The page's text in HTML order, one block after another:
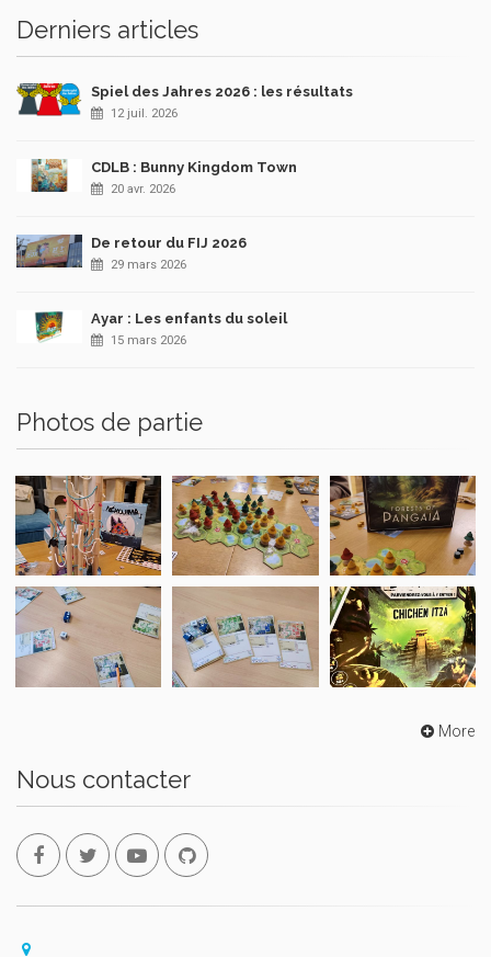
Derniers articles
Spiel des Jahres 2026 : les résultats
12 juil. 2026
CDLB : Bunny Kingdom Town
20 avr. 2026
De retour du FIJ 2026
29 mars 2026
Ayar : Les enfants du soleil
15 mars 2026
Photos de partie
More
Nous contacter